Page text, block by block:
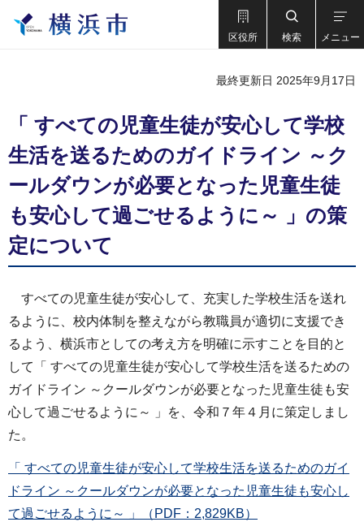
区役所 検索 メニュー
最終更新日 2025年9月17日
「 すべての児童生徒が安心して学校
生活を送るためのガイドライン ～ク
ールダウンが必要となった児童生徒
も安心して過ごせるように～ 」の策
定について
すべての児童生徒が安心して、充実した学校生活を送れ
るように、校内体制を整えながら教職員が適切に支援でき
るよう、横浜市としての考え方を明確に示すことを目的と
して「 すべての児童生徒が安心して学校生活を送るための
ガイドライン ～クールダウンが必要となった児童生徒も安
心して過ごせるように～ 」を、令和７年４月に策定しまし
た。
「 すべての児童生徒が安心して学校生活を送るためのガイ
ドライン ～クールダウンが必要となった児童生徒も安心し
て過ごせるように～ 」（PDF：2,829KB）